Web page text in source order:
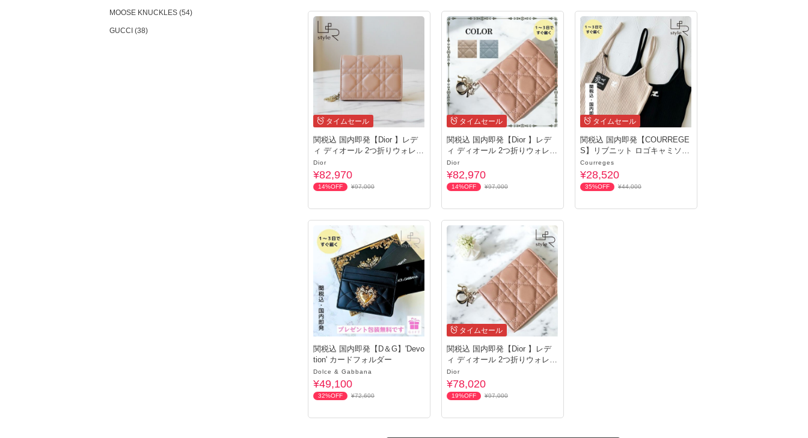
MOOSE KNUCKLES (54)
GUCCI (38)
タイムセール
関税込 国内即発【Dior 】レデ
ィ ディオール 2つ折りウォレッ
ト
Dior
¥82,970
14%OFF ¥97,000
タイムセール
関税込 国内即発【Dior 】レデ
ィ ディオール 2つ折りウォレッ
ト
Dior
¥82,970
14%OFF ¥97,000
タイムセール
関税込 国内即発【COURREGE
S】リブニット ロゴキャミソー
ル
Courreges
¥28,520
35%OFF ¥44,000
関税込 国内即発【D＆G】'Devo
tion' カードフォルダー
Dolce & Gabbana
¥49,100
32%OFF ¥72,600
タイムセール
関税込 国内即発【Dior 】レデ
ィ ディオール 2つ折りウォレッ
ト
Dior
¥78,020
19%OFF ¥97,000